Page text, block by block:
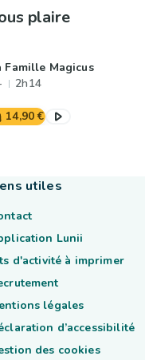
plaire
Famille Magicus
2h14
14,90 €
utiles
Lunii
d'activité à imprimer
légales
d’accessibilité
des cookies